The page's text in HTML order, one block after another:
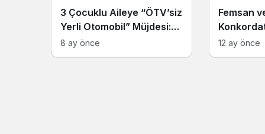
3 Çocuklu Aileye “ÖTV’siz
Yerli Otomobil” Müjdesi:
Hurda Teşviki Geri
Dönüyor
8 ay önce
Femsan
12 ay önce